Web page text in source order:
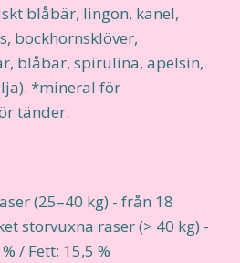
blåbär, lingon, kanel,
bockhornsklöver,
blåbär, spirulina, apelsin,
*mineral för
tänder.
(25–40 kg) - från 18
storvuxna raser (> 40 kg) -
/ Fett: 15,5 %